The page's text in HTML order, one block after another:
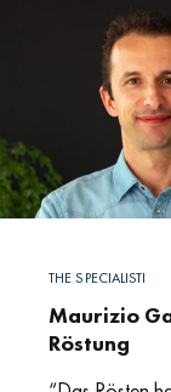
THE SPECIALISTI
Maurizio
Röstung